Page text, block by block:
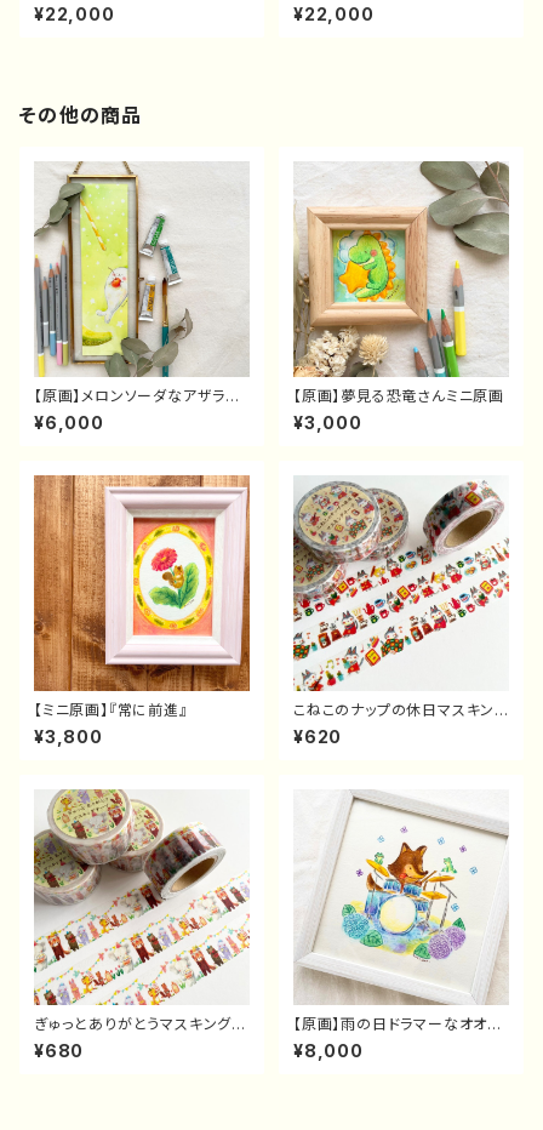
¥22,000 ¥22,000
その他の商品
【原画】メロンソーダなアザラシ
さん
¥6,000
【原画】夢見る恐竜さんミニ原画
¥3,000
【ミニ原画】『常に前進』
¥3,800
こねこのナップの休日マスキング
テープ
¥620
ぎゅっとありがとうマスキングテ
ープ
¥680
【原画】雨の日ドラマーなオオカ
ミさん
¥8,000